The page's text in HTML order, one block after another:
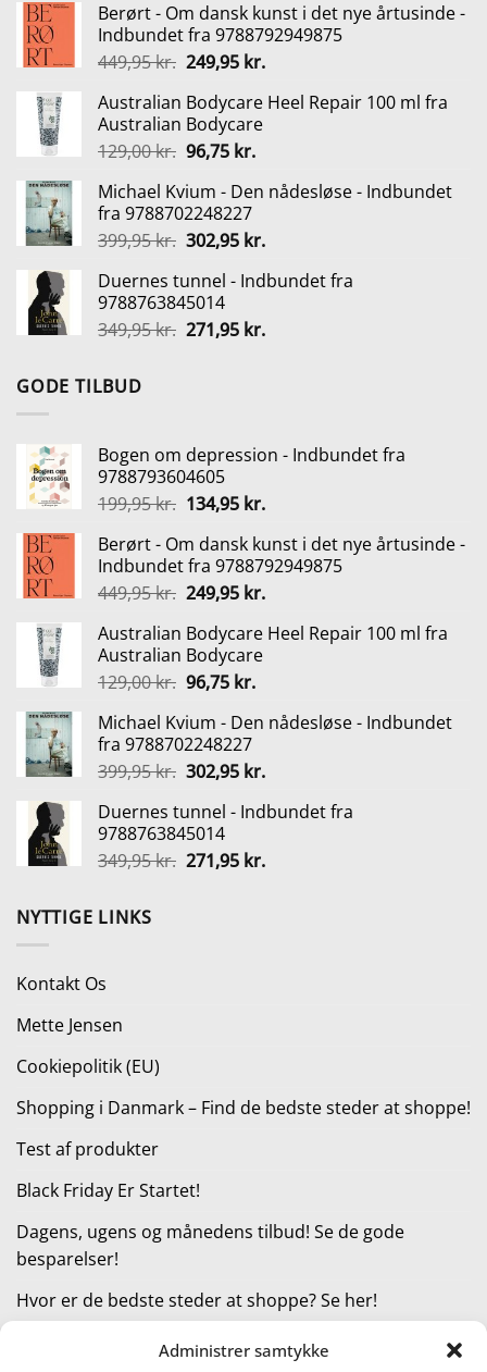
Administrer samtykke
pris
var:
199,95 kr..
pris
er:
134,95 kr..
Berørt - Om dansk kunst i det nye årtusinde -
Indbundet fra 9788792949875
449,95kr. Den
pris
var:
449,95 kr..
249,95 kr.Den
pris
Australian Bodycare Heel Repair 100 ml fra
Australian Bodycare
129,00kr. Den
pris
var:
129,00 kr..
96,75 kr.Den
pris
96,75 kr..
Michael Kvium - Den nådesløse - Indbundet
fra 9788702248227
399,95kr. Den
pris
var:
399,95 kr..
302,95 kr.Den
pris
302,95 kr..
Duernes tunnel - Indbundet fra
9788763845014
349,95kr. Den
271,95 kr.Den
GODE TILBUD
Bogen om depression - Indbundet fra
9788793604605
199,95kr. Den
pris
var:
199,95 kr..
134,95 kr.Den
pris
er:
134,95 kr..
Berørt - Om dansk kunst i det nye årtusinde -
Indbundet fra 9788792949875
449,95kr. Den
pris
var:
449,95 kr..
249,95 kr.Den
pris
Australian Bodycare Heel Repair 100 ml fra
Australian Bodycare
129,00kr. Den
pris
var:
129,00 kr..
96,75 kr.Den
pris
96,75 kr..
Michael Kvium - Den nådesløse - Indbundet
fra 9788702248227
399,95kr. Den
pris
var:
399,95 kr..
302,95 kr.Den
pris
302,95 kr..
Duernes tunnel - Indbundet fra
9788763845014
349,95kr. Den
271,95 kr.Den
NYTTIGE LINKS
Kontakt Os
Mette Jensen
Cookiepolitik (EU)
Shopping i Danmark – Find de bedste steder at shoppe!
Test af produkter
Black Friday Er Startet!
Dagens, ugens og månedens tilbud! Se de gode
besparelser!
Hvor er de bedste steder at shoppe? Se her!